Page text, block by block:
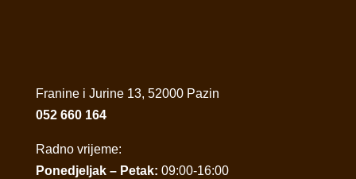
Franine i Jurine 13, 52000 Pazin
052 660 164
Radno vrijeme:
Ponedjeljak – Petak: 09:00-16:00